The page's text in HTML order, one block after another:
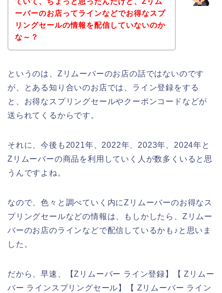
ーバーのお店ってラインなどでお得なスプ
リングセールの情報を配信していないのか
な～？
というのは、Zリムーバーのお店の話ではないのです
が、とある知り合いのお店では、ライン登録をする
と、お得なスプリングセールやクーポンコードなどが
送られてくるからです。
それに、今後も2021年、2022年、2023年、2024年と
Zリムーバーの商品を利用していく人が数多くいると思
うんですよね。
なので、色々と調べていく内にZリムーバーのお得なス
プリングセールなどの情報は、もしかしたら、Zリムー
バーのお店のラインなどで配信しているかも♪と思いま
した。
だから、早速、【Zリムーバー ライン登録】【 Zリムー
バー ラインスプリングセール】【 Zリムーバー ライン